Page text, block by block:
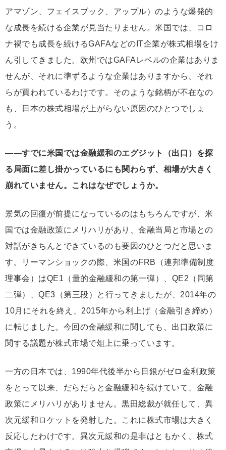
アマゾン、フェイスブック、アップル）のような爆発的
な成長を続ける企業が見当たりません。米国では、コロ
ナ禍でも成長を続けるGAFAなどのIT企業が株式相場をけ
ん引してきました。欧州ではGAFAレベルの企業はありま
せんが、それに準ずるような企業はありますから、それ
らが買われているわけです。そのような銘柄が不在なの
も、日本の株式相場が上がらない原因のひとつでしょ
う。
――すでに米国では金融緩和のエグジット（出口）を探
る局面に差し掛かっているにも関わらず、相場が大きく
崩れていません。これはなぜでしょうか。
景気の回復が前提になっているのはもちろんですが、米
国では金融政策にメリハリがあり、金融当局と市場との
対話がきちんとできているのも要因のひとつだと思いま
す。リーマンショックの際、米国のFRB（連邦準備制度
理事会）はQE1（量的金融緩和の第一弾）、QE2（同第
二弾）、QE3（第三段）と行ってきましたが、2014年の
10月にそれを終え、2015年から利上げ（金融引き締め）
に転じました。今回の金融緩和に関しても、出口政策に
関する議題が株式市場で俎上に乗っています。
一方の日本では、1990年代後半から日銀がゼロ金利政策
をとって以来、だらだらと金融緩和を続けていて、金融
政策にメリハリがありません。黒田総裁が就任して、異
次元緩和ロケットを発射した。これに株式市場は大きく
反応したわけです。異次元緩和の是非はともかく、株式